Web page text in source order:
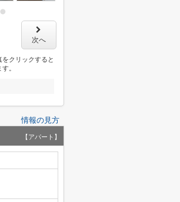
次へ
クリックすると
。
情報の見方
【アパート】